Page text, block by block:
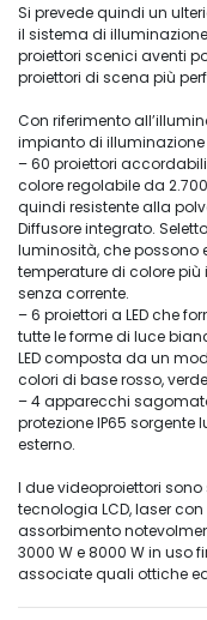
Si prevede quindi un
il sistema di
proiettori scenici aventi
proiettori di scena più
Con riferimento
impianto di
– 60 proiettori
colore regolabile da
quindi resistente alla
Diffusore integrato.
luminosità, che possono
temperature di colore
senza corrente.
– 6 proiettori a LED che
tutte le forme di luce
LED composta da un
colori di base rosso,
– 4 apparecchi
protezione IP65 sorgente
esterno.
I due videoproiettori
tecnologia LCD, laser
assorbimento
3000 W e 8000 W in uso
associate quali ottiche